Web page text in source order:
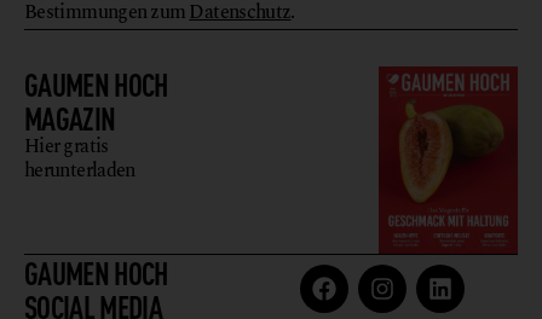
GAUMEN HOCH
MAGAZIN
Hier gratis
herunterladen
GAUMEN HOCH
SOCIAL MEDIA
Bestimmungen zumDatenschutz.